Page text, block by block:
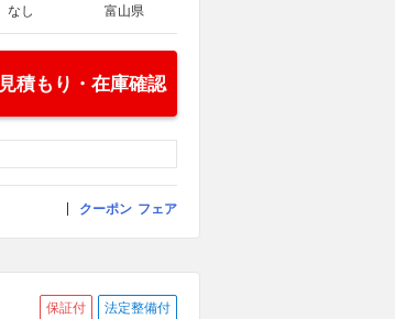
なし 富山県
見積もり・在庫確認
クーポン フェア
保証付 法定整備付